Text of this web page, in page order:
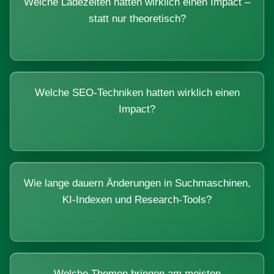
statt nur theoretisch?
Welche SEO-Techniken hatten wirklich einen
Impact?
Wie lange dauern Änderungen in Suchmaschinen,
KI-Indexen und Research-Tools?